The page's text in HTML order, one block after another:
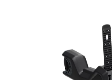
AUTOPOTAHY ŠITÉ NA MÍRU
AUTODOPLŇKY